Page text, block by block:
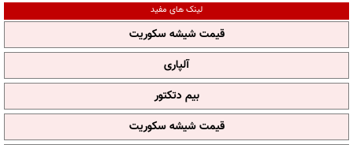
لینک های مفید
قیمت شیشه سکوریت
آلپاری
بیم دتکتور
قیمت شیشه سکوریت